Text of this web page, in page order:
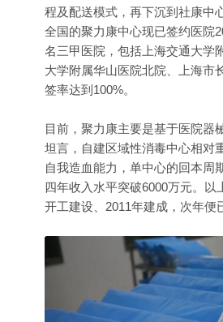
程及配送模式，再下沉到社康中
全国的聚力康中心现已签约医院
名三甲医院，包括上海交通大学
大学附属华山医院北院、上海市
签率达到100%。
目前，聚力康主要是基于医院器
坦言，自建区域性消毒中心相对
自我造血能力，单中心的回本周
四年收入水平突破6000万元。以
开工建设、2011年建成，次年便